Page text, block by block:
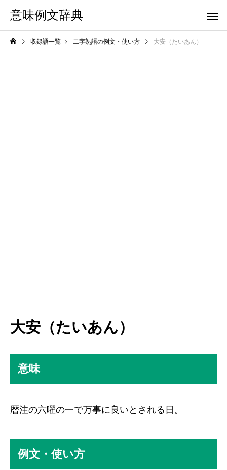
意味例文辞典
収録語一覧 二字熟語の例文・使い方 大安（たいあん）
大安（たいあん）
意味
暦注の六曜の一で万事に良いとされる日。
例文・使い方